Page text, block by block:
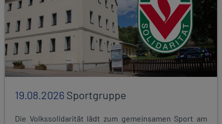
19.08.2026Sportgruppe
Die Volkssolidarität lädt zum gemeinsamen Sport am